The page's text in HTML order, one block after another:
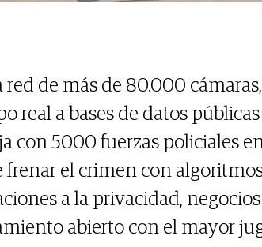
red de más de 80.000
real a bases de datos
con 5000 fuerzas policiales
frenar el crimen con
a la privacidad,
abierto con el mayor